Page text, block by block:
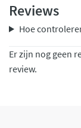
Reviews
Hoe
Er zijn nog geen
review.